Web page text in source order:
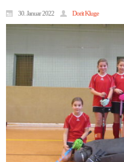
30. Januar 2022 Dorit Kluge